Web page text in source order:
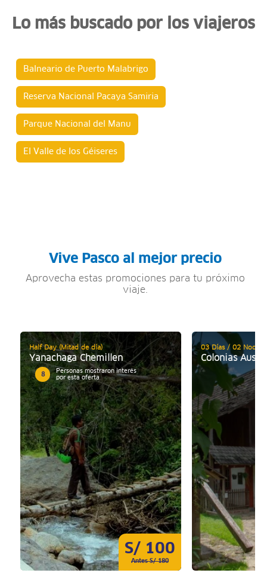
Lo más buscado por los viajeros
Balneario de Puerto Malabrigo
Reserva Nacional Pacaya Samiria
Parque Nacional del Manu
El Valle de los Géiseres
Vive Pasco al mejor precio
Aprovecha estas promociones para tu próximo
viaje.
S/ 100
Antes S/ 180
Half Day (Mitad de día)
Yanachaga Chemillen
8
Personas mostraron interés
por esta oferta
03 Días / 02 Noches
Colonias